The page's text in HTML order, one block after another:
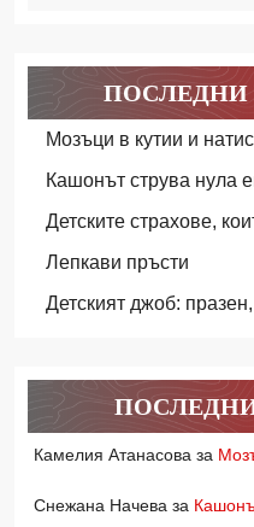
Мозъци в кутии и
Кашонът струва нула
Детските страхове,
Лепкави пръсти
Детският джоб:
Камелия Атанасова за
Снежана Начева за